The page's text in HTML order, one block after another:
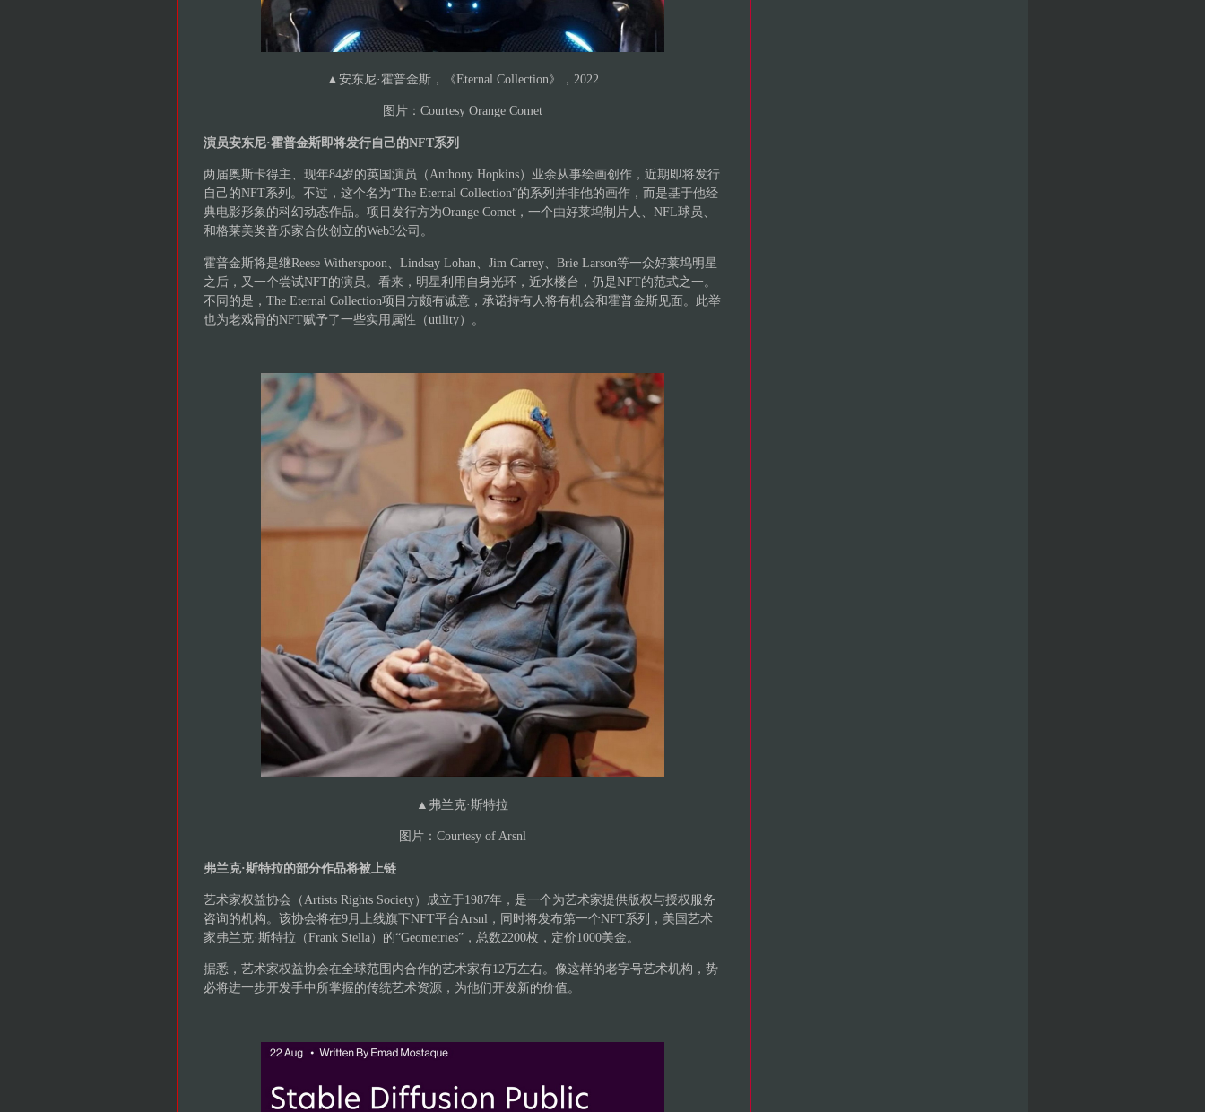
▲ 安东尼·霍普金斯，《Eternal Collection》，2022
图片：Courtesy Orange Comet
演员安东尼·霍普金斯即将发行自己的NFT系列
两届奥斯卡得主、现年84岁的英国演员（Anthony Hopkins）业余从事绘画创作，近期即将发行
自己的NFT系列。不过，这个名为“The Eternal Collection”的系列并非他的画作，而是基于他经
典电影形象的科幻动态作品。项目发行方为Orange Comet，一个由好莱坞制片人、NFL球员、
和格莱美奖音乐家合伙创立的Web3公司。
霍普金斯将是继Reese Witherspoon、Lindsay Lohan、Jim Carrey、Brie Larson等一众好莱坞明星
之后，又一个尝试NFT的演员。看来，明星利用自身光环，近水楼台，仍是NFT的范式之一。
不同的是，The Eternal Collection项目方颇有诚意，承诺持有人将有机会和霍普金斯见面。此举
也为老戏骨的NFT赋予了一些实用属性（utility）。
▲ 弗兰克·斯特拉
图片：Courtesy of Arsnl
弗兰克·斯特拉的部分作品将被上链
艺术家权益协会（Artists Rights Society）成立于1987年，是一个为艺术家提供版权与授权服务
咨询的机构。该协会将在9月上线旗下NFT平台Arsnl，同时将发布第一个NFT系列，美国艺术
家弗兰克·斯特拉（Frank Stella）的“Geometries”，总数2200枚，定价1000美金。
据悉，艺术家权益协会在全球范围内合作的艺术家有12万左右。像这样的老字号艺术机构，势
必将进一步开发手中所掌握的传统艺术资源，为他们开发新的价值。